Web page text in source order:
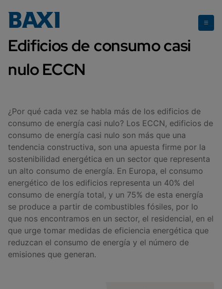
Edificios consumo casi nulo
Edificios de consumo casi
nulo ECCN
¿Por qué cada vez se habla más de los edificios de
consumo de energía casi nulo? Los ECCN, edificios de
consumo de energía casi nulo son más que una
tendencia constructiva, son una apuesta firme por la
sostenibilidad energética en un sector que representa
un alto consumo de energía. En Europa, el consumo
energético de los edificios representa un 40% del
consumo de energía total, y un 75% de esta energía
se produce a partir de combustibles fósiles, por lo
que nos encontramos en un sector, el residencial, en el
que urge tomar medidas de eficiencia energética que
reduzcan el consumo de energía y el número de
emisiones que generan.